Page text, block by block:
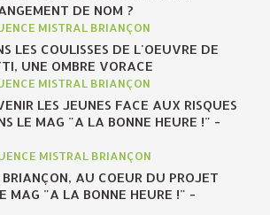
DE NOM ?
MISTRAL BRIANÇON
LES COULISSES DE L'OEUVRE DE
UNE OMBRE VORACE
MISTRAL BRIANÇON
LES JEUNES FACE AUX RISQUES
LE MAG "A LA BONNE HEURE !" -
MISTRAL BRIANÇON
AU COEUR DU PROJET
MAG "A LA BONNE HEURE !" -